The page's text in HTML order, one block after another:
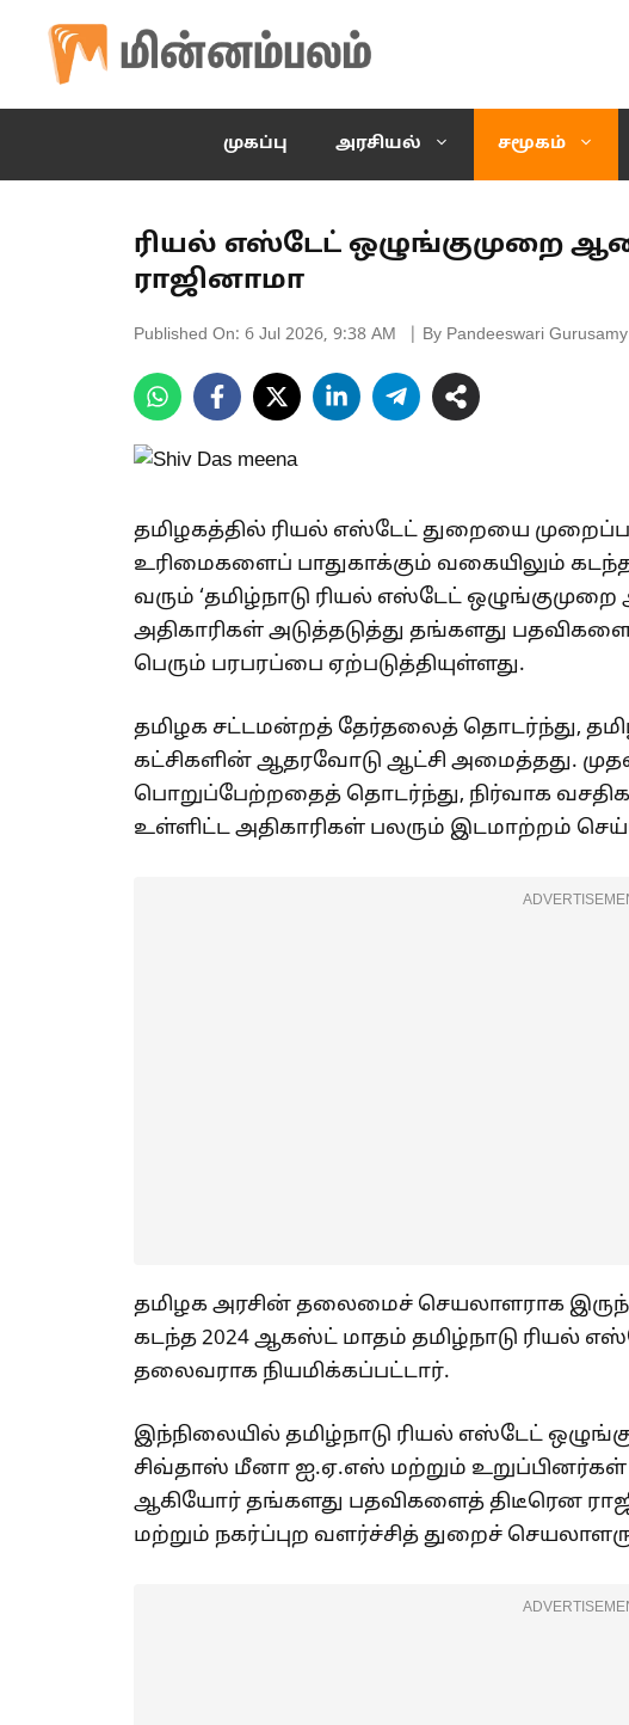
content
முகப்பு அரசியல் சமூகம்
ரியல் எஸ்டேட் ஒழுங்குமுறை
ராஜினாமா
Published On: 6 Jul 2026, 9:38 AM | By Pandeeswari Gurusamy
தமிழகத்தில் ரியல் எஸ்டேட் துறையை
உரிமைகளைப் பாதுகாக்கும் வகையிலும்
வரும் ‘தமிழ்நாடு ரியல் எஸ்டேட்
அதிகாரிகள் அடுத்தடுத்து தங்களது
பெரும் பரபரப்பை ஏற்படுத்தியுள்ளது.
தமிழக சட்டமன்றத் தேர்தலைத் தொடர்ந்து,
கட்சிகளின் ஆதரவோடு ஆட்சி அமைத்தது.
பொறுப்பேற்றதைத் தொடர்ந்து, நிர்வாக
உள்ளிட்ட அதிகாரிகள் பலரும் இடமாற்றம்
தமிழக அரசின் தலைமைச் செயலாளராக
கடந்த 2024 ஆகஸ்ட் மாதம் தமிழ்நாடு ரியல்
தலைவராக நியமிக்கப்பட்டார்.
இந்நிலையில் தமிழ்நாடு ரியல் எஸ்டேட்
சிவ்தாஸ் மீனா ஐ.ஏ.எஸ் மற்றும் உறுப்பினர்கள்
ஆகியோர் தங்களது பதவிகளைத் திடீரென
மற்றும் நகர்ப்புற வளர்ச்சித் துறைச்